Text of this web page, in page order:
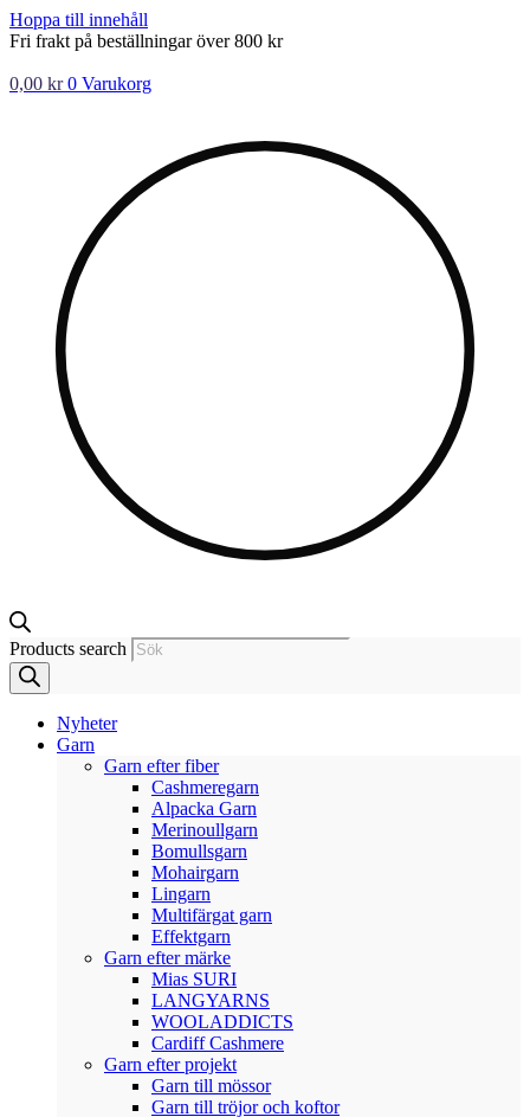
Hoppa till innehåll
Fri frakt på beställningar över 800 kr
0,00 kr 0 Varukorg
Products search
Nyheter
Garn
Garn efter fiber
Cashmeregarn
Alpacka Garn
Merinoullgarn
Bomullsgarn
Mohairgarn
Lingarn
Multifärgat garn
Effektgarn
Garn efter märke
Mias SURI
LANGYARNS
WOOLADDICTS
Cardiff Cashmere
Garn efter projekt
Garn till mössor
Garn till tröjor och koftor